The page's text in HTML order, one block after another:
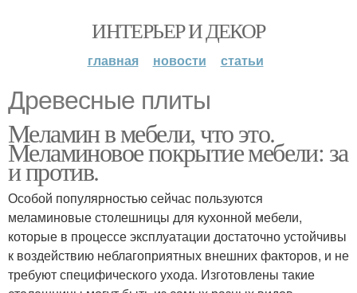
ИНТЕРЬЕР И ДЕКОР
главная новости статьи
Древесные плиты
Меламин в мебели, что это.
Меламиновое покрытие мебели: за
и против.
Особой популярностью сейчас пользуются
меламиновые столешницы для кухонной мебели,
которые в процессе эксплуатации достаточно устойчивы
к воздействию неблагоприятных внешних факторов, и не
требуют специфического ухода. Изготовлены такие